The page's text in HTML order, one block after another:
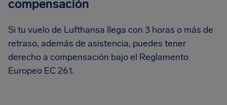
compensación
Si tu vuelo de Lufthansa llega con 3 horas o más de
retraso, además de asistencia, puedes tener
derecho a compensación bajo el Reglamento
Europeo EC 261.